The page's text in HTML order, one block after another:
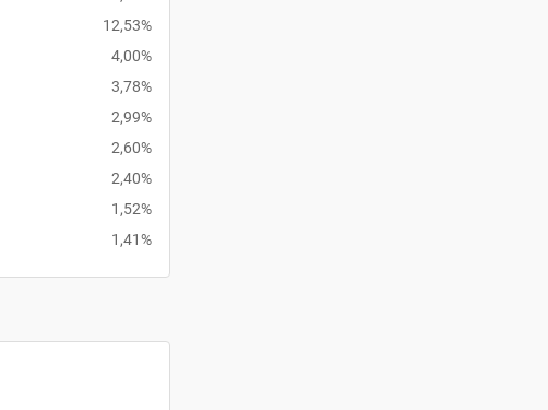
12,53%
4,00%
3,78%
2,99%
2,60%
2,40%
1,52%
1,41%